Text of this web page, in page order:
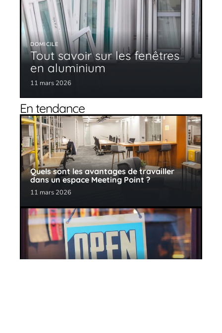
DOMICILE
Tout savoir sur les fenêtres
en aluminium
11 mars 2026
En tendance
Quels sont les avantages de travailler
dans un espace Meeting Point ?
11 mars 2026